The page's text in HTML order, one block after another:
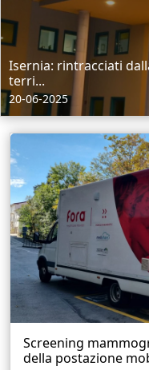
Isernia: rintracciati
terri...
20-06-2025
Screening
della postazione